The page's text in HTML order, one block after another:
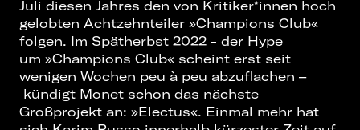
Juli diesen Jahres den von Kritiker*innen hoch
gelobten Achtzehnteiler »Champions Club«
folgen. Im Spätherbst 2022 - der Hype
um »Champions Club« scheint erst seit
wenigen Wochen peu à peu abzuflachen –
kündigt Monet schon das nächste
Großprojekt an: »Electus«. Einmal mehr hat